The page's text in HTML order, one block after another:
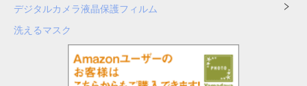
デジタルカメラ液晶保護フィルム
洗えるマスク